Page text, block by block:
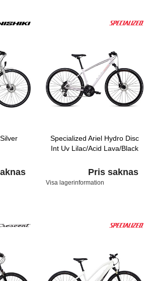
Specialized Ariel Hydro Disc
Int Uv Lilac/Acid Lava/Black
Pris saknas
Visa lagerinformation